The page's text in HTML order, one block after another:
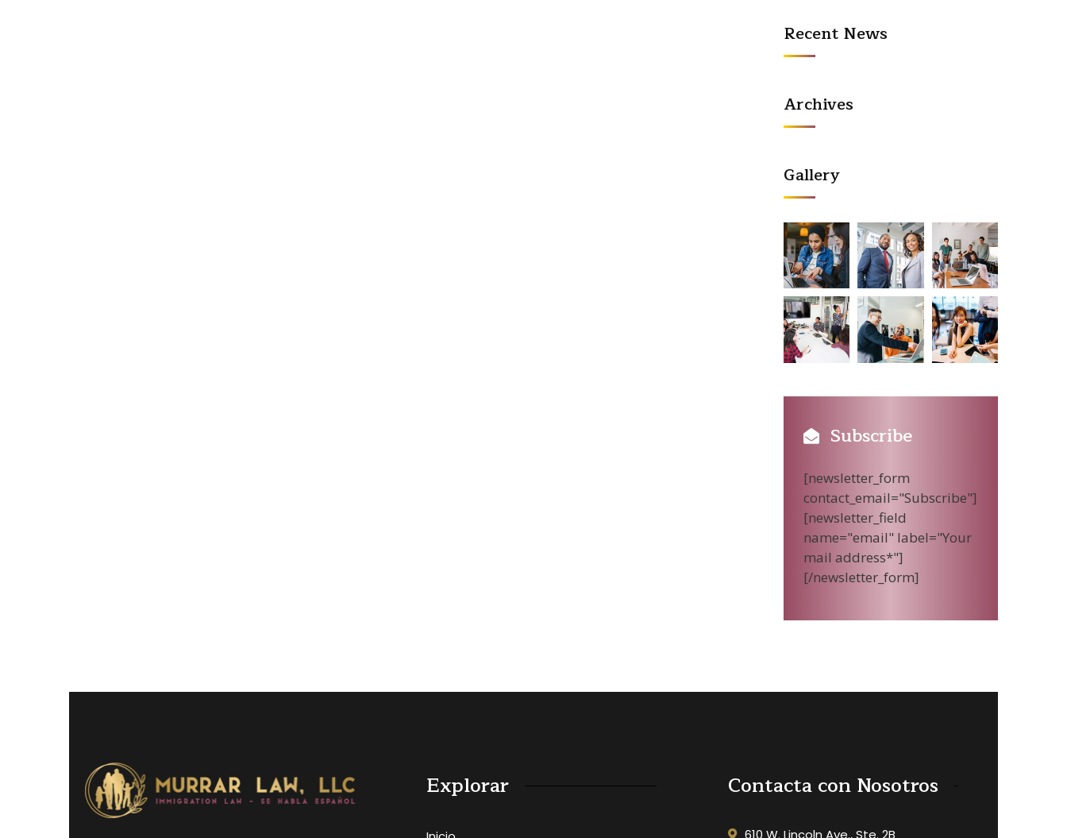
Recent News
Archives
Gallery
Subscribe
[newsletter_form
contact_email="Subscribe"]
[newsletter_field
name="email" label="Your
mail address*"]
[/newsletter_form]
Explorar Contacta con Nosotros
610 W. Lincoln Ave., Ste. 2B